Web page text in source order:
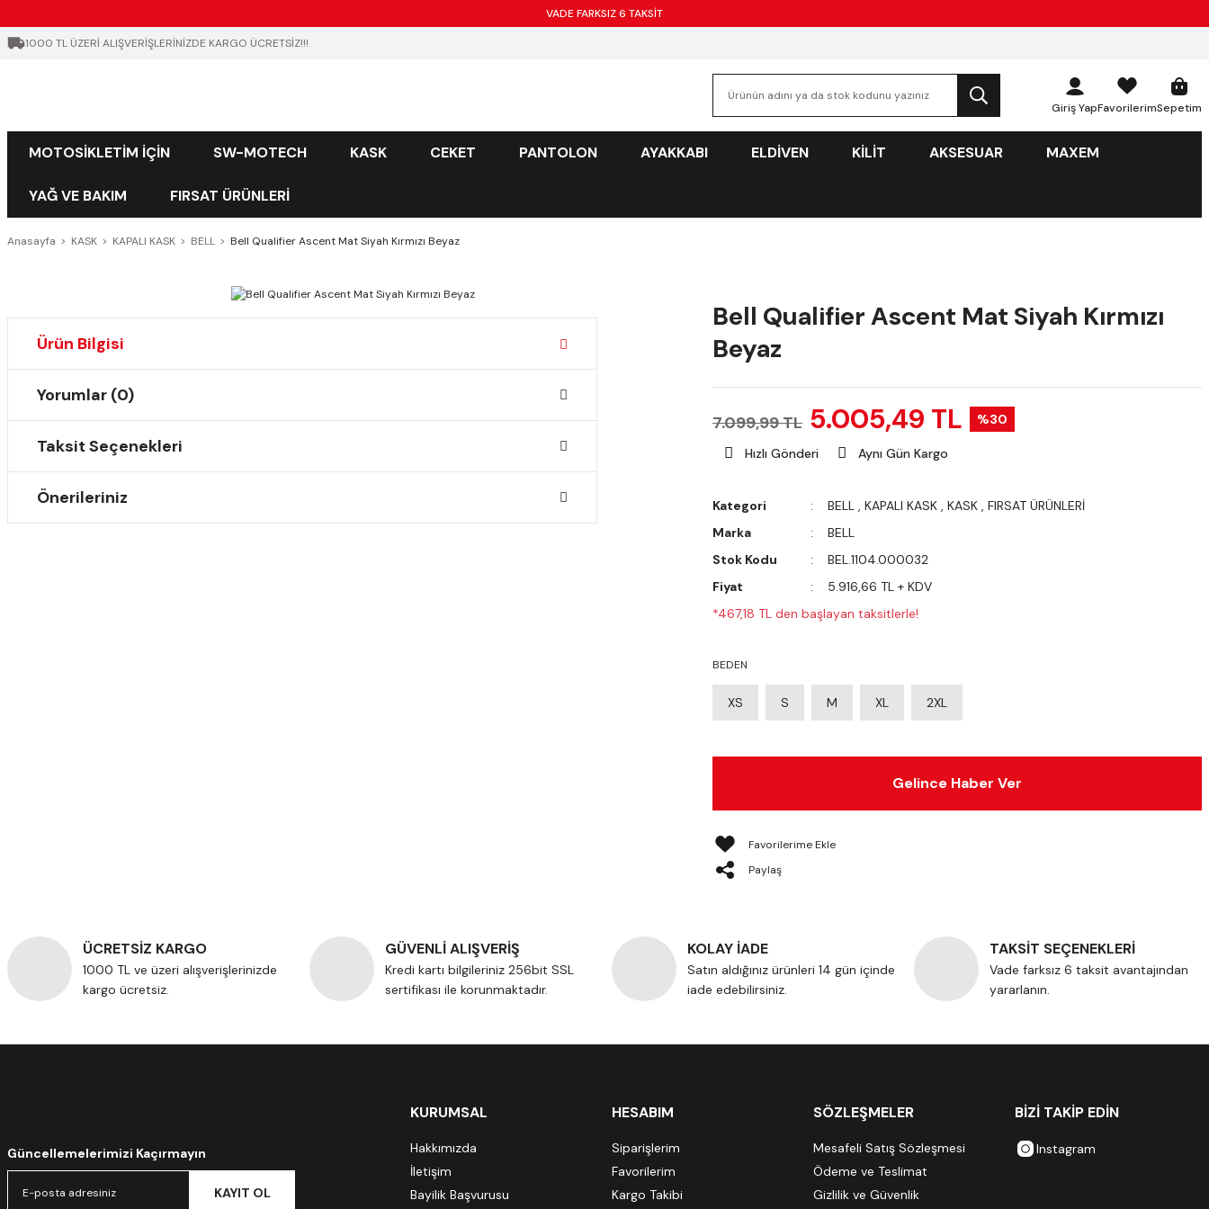
VADE FARKSIZ 6 TAKSİT
1000 TL ÜZERİ ALIŞVERİŞLERİNİZDE KARGO ÜCRETSİZ!!!
Giriş YapFavorilerimSepetim
MOTOSİKLETİM İÇİN SW-MOTECH KASK CEKET PANTOLON AYAKKABI ELDİVEN KİLİT AKSESUAR MAXEM
YAĞ VE BAKIM FIRSAT ÜRÜNLERİ
Anasayfa KASK KAPALI KASK BELL Bell Qualifier Ascent Mat Siyah Kırmızı Beyaz
Ürün Bilgisi
Yorumlar (0)
Taksit Seçenekleri
Önerileriniz
Bell Qualifier Ascent Mat Siyah Kırmızı
Beyaz
7.099,99 TL 5.005,49 TL %30
Hızlı Gönderi Aynı Gün Kargo
Kategori BELL , KAPALI KASK , KASK , FIRSAT ÜRÜNLERİ
Marka
BELL
Stok Kodu
BEL.1104.000032
Fiyat
5.916,66 TL + KDV
*467,18 TL den başlayan taksitlerle!
BEDEN
XS S M XL 2XL
Gelince Haber Ver
Paylaş
ÜCRETSİZ KARGO
1000 TL ve üzeri alışverişlerinizde
kargo ücretsiz.
GÜVENLİ ALIŞVERİŞ
Kredi kartı bilgileriniz 256bit SSL
sertifikası ile korunmaktadır.
KOLAY İADE
Satın aldığınız ürünleri 14 gün içinde
iade edebilirsiniz.
TAKSİT SEÇENEKLERİ
Vade farksız 6 taksit avantajından
yararlanın.
Güncellemelerimizi Kaçırmayın
KAYIT OL
KURUMSAL
Hakkımızda
İletişim
Bayilik Başvurusu
HESABIM
Siparişlerim
Favorilerim
Kargo Takibi
SÖZLEŞMELER
Mesafeli Satış Sözleşmesi
Ödeme ve Teslimat
Gizlilik ve Güvenlik
BİZİ TAKİP EDİN
Instagram